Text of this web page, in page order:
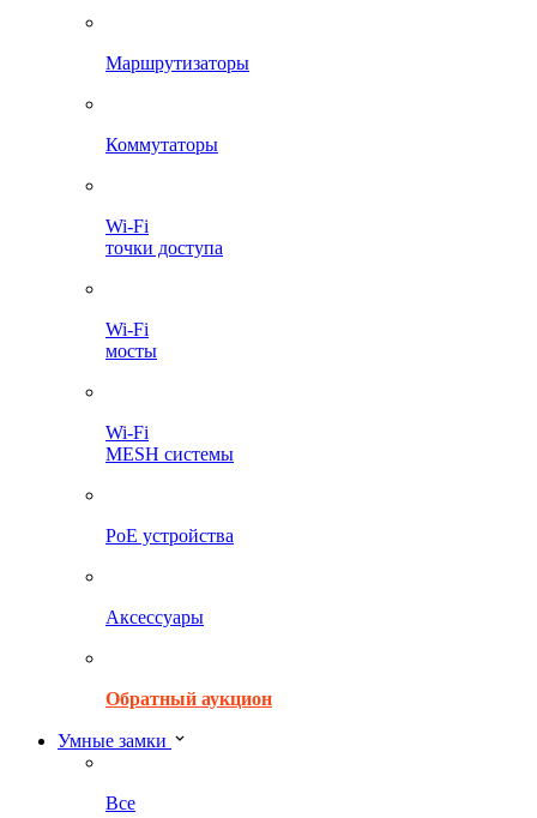
Маршрутизаторы
Коммутаторы
Wi-Fi
точки доступа
Wi-Fi
мосты
Wi-Fi
MESH системы
PoE устройства
Аксессуары
Обратный аукцион
Умные замки
Все